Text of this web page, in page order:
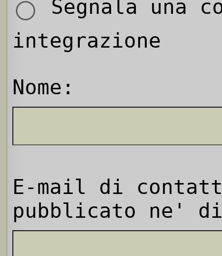
Segnala una
integrazione
Nome:
E-mail di
pubblicato ne'